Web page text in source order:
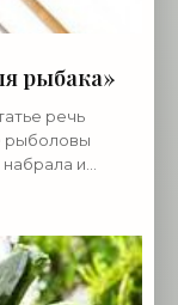
рыбака»
речь
рыболовы
и